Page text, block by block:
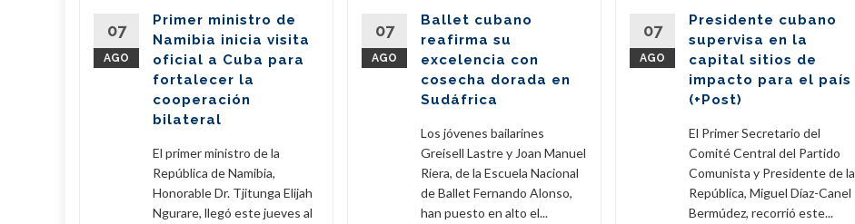
07
AGO
Primer ministro de
Namibia inicia visita
oficial a Cuba para
fortalecer la
cooperación
bilateral
El primer ministro de la
República de Namibia,
Honorable Dr. Tjitunga Elijah
Ngurare, llegó este jueves al
07
AGO
Ballet cubano
reafirma su
excelencia con
cosecha dorada en
Sudáfrica
Los jóvenes bailarines
Greisell Lastre y Joan Manuel
Riera, de la Escuela Nacional
de Ballet Fernando Alonso,
han puesto en alto el...
07
AGO
Presidente cubano
supervisa en la
capital sitios de
impacto para el país
(+Post)
El Primer Secretario del
Comité Central del Partido
Comunista y Presidente de la
República, Miguel Díaz-Canel
Bermúdez, recorrió este...